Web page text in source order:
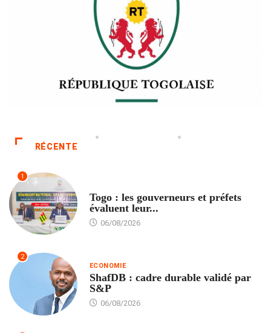
RÉCENTE
1
Togo : les gouverneurs et préfets
évaluent leur...
06/08/2026
2
ECONOMIE
ShafDB : cadre durable validé par
S&P
06/08/2026